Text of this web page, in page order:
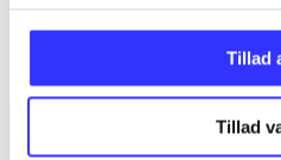
Tillad
Tillad
Bd. 1 -Rationalitet og magt. Bd. 1